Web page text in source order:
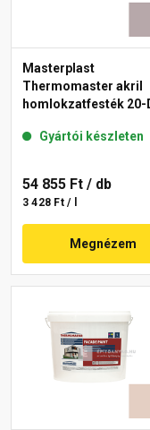
Masterplast
Thermomaster akril
homlokzatfesték 20-
Gyártói készleten
54 855 Ft / db
3 428 Ft / l
Megnézem